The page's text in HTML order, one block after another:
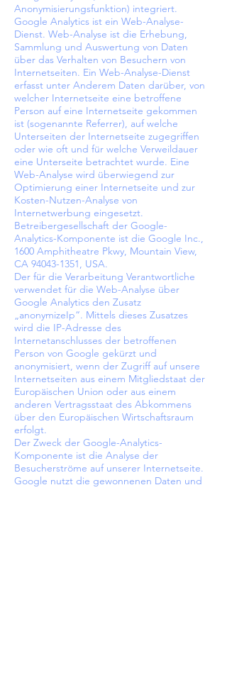
Anonymisierungsfunktion) integriert.
Google Analytics ist ein Web-Analyse-
Dienst. Web-Analyse ist die Erhebung,
Sammlung und Auswertung von Daten
über das Verhalten von Besuchern von
Internetseiten. Ein Web-Analyse-Dienst
erfasst unter Anderem Daten darüber, von
welcher Internetseite eine betroffene
Person auf eine Internetseite gekommen
ist (sogenannte Referrer), auf welche
Unterseiten der Internetseite zugegriffen
oder wie oft und für welche Verweildauer
eine Unterseite betrachtet wurde. Eine
Web-Analyse wird überwiegend zur
Optimierung einer Internetseite und zur
Kosten-Nutzen-Analyse von
Internetwerbung eingesetzt.
Betreibergesellschaft der Google-
Analytics-Komponente ist die Google Inc.,
1600 Amphitheatre Pkwy, Mountain View,
CA 94043-1351, USA.
Der für die Verarbeitung Verantwortliche
verwendet für die Web-Analyse über
Google Analytics den Zusatz
„anonymizeIp“. Mittels dieses Zusatzes
wird die IP-Adresse des
Internetanschlusses der betroffenen
Person von Google gekürzt und
anonymisiert, wenn der Zugriff auf unsere
Internetseiten aus einem Mitgliedstaat der
Europäischen Union oder aus einem
anderen Vertragsstaat des Abkommens
über den Europäischen Wirtschaftsraum
erfolgt.
Der Zweck der Google-Analytics-
Komponente ist die Analyse der
Besucherströme auf unserer Internetseite.
Google nutzt die gewonnenen Daten und